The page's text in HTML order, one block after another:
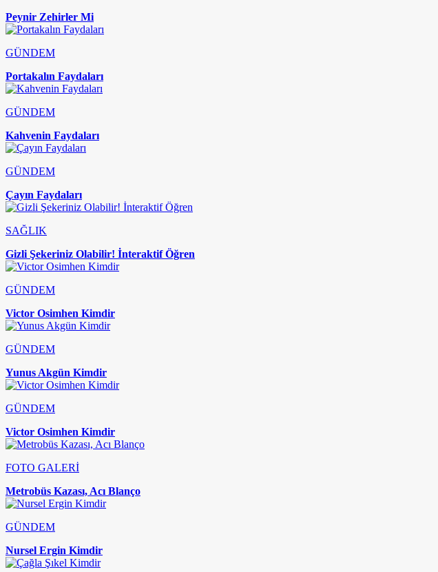
Peynir Zehirler Mi
GÜNDEM
Portakalın Faydaları
GÜNDEM
Kahvenin Faydaları
GÜNDEM
Çayın Faydaları
SAĞLIK
Gizli Şekeriniz Olabilir! İnteraktif Öğren
GÜNDEM
Victor Osimhen Kimdir
GÜNDEM
Yunus Akgün Kimdir
GÜNDEM
Victor Osimhen Kimdir
FOTO GALERİ
Metrobüs Kazası, Acı Blanço
GÜNDEM
Nursel Ergin Kimdir